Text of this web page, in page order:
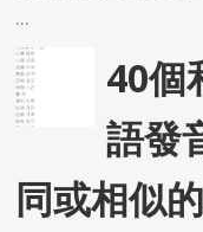
...
40個
語發
同或相似